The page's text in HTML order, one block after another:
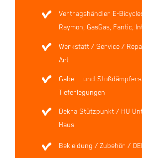
Vertragshändler E-
Raymon, GasGas, Fantic,
Werkstatt / Service /
Art
Gabel – und
Tieferlegungen
Dekra Stützpunkt / HU
Haus
Bekleidung / Zubehör /